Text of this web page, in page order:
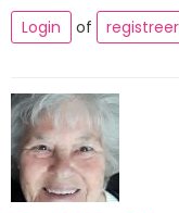
Login
of registreer